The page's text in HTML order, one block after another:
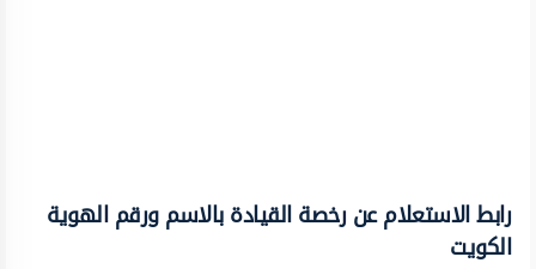
رابط الاستعلام عن رخصة القيادة بالاسم ورقم الهوية
الكويت